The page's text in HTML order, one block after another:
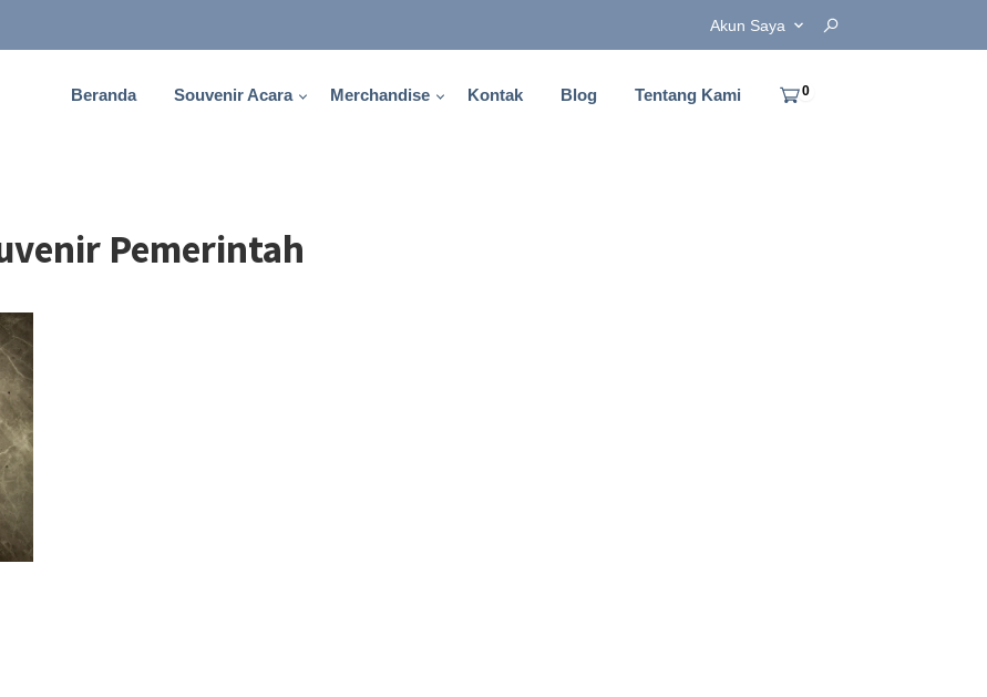
Akun Saya
Beranda Souvenir Acara Merchandise Kontak Blog Tentang Kami 0
Pemerintah